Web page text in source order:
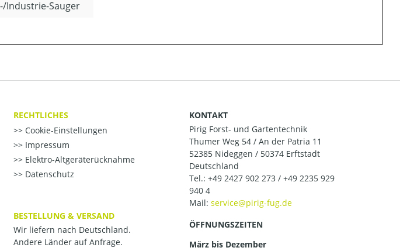
Industrie-Sauger
RECHTLICHES
Cookie-Einstellungen
Impressum
Elektro-Altgeräterücknahme
Datenschutz
BESTELLUNG & VERSAND
Wir liefern nach Deutschland.
Andere Länder auf Anfrage.
KONTAKT
Pirig Forst- und Gartentechnik
Thumer Weg 54 / An der Patria 11
52385 Nideggen / 50374 Erftstadt
Deutschland
Tel.: +49 2427 902 273 / +49 2235 929
940 4
Mail:
ÖFFNUNGSZEITEN
März bis Dezember